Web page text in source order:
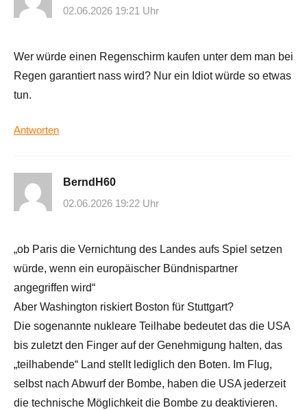
02.06.2026 19:21 Uhr
Wer würde einen Regenschirm kaufen unter dem man bei
Regen garantiert nass wird? Nur ein Idiot würde so etwas
tun.
Antworten
BerndH60
02.06.2026 19:22 Uhr
„ob Paris die Vernichtung des Landes aufs Spiel setzen
würde, wenn ein europäischer Bündnispartner
angegriffen wird“
Aber Washington riskiert Boston für Stuttgart?
Die sogenannte nukleare Teilhabe bedeutet das die USA
bis zuletzt den Finger auf der Genehmigung halten, das
„teilhabende“ Land stellt lediglich den Boten. Im Flug,
selbst nach Abwurf der Bombe, haben die USA jederzeit
die technische Möglichkeit die Bombe zu deaktivieren.